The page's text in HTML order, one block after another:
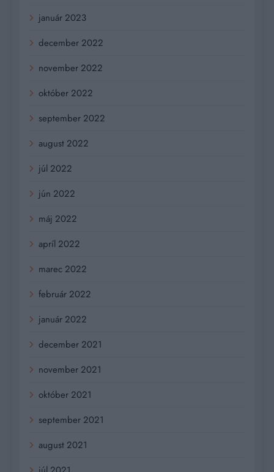
január 2023
december 2022
november 2022
október 2022
september 2022
august 2022
júl 2022
jún 2022
máj 2022
apríl 2022
marec 2022
február 2022
január 2022
december 2021
november 2021
október 2021
september 2021
august 2021